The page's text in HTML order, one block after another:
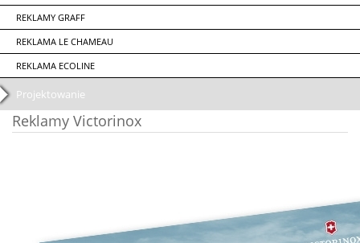
REKLAMY GRAFF
REKLAMA LE CHAMEAU
REKLAMA ECOLINE
Projektowanie
Reklamy Victorinox